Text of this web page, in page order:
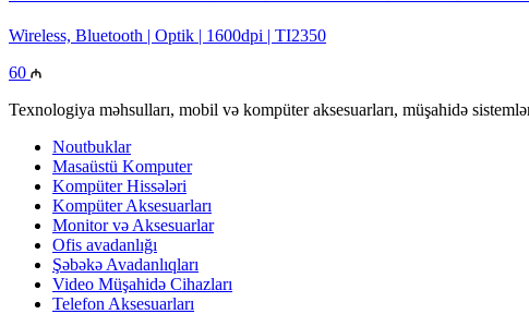
Wireless, Bluetooth | Optik | 1600dpi | TI2350
60
Texnologiya məhsulları, mobil və kompüter aksesuarları, müşahidə
Noutbuklar
Masaüstü Komputer
Kompüter Hissələri
Kompüter Aksesuarları
Monitor və Aksesuarlar
Ofis avadanlığı
Şəbəkə Avadanlıqları
Video Müşahidə Cihazları
Telefon Aksesuarları